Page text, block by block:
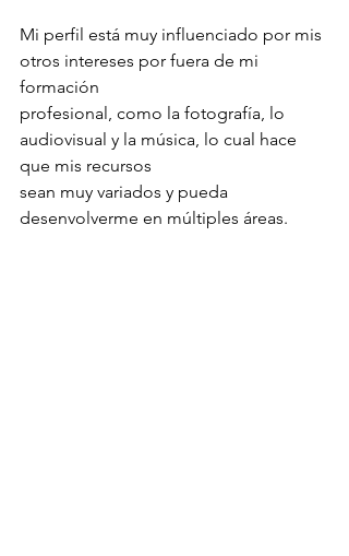
Mi perfil está muy influenciado por mis
otros intereses por fuera de mi
formación
profesional, como la fotografía, lo
audiovisual y la música, lo cual hace
que mis recursos
sean muy variados y pueda
desenvolverme en múltiples áreas.